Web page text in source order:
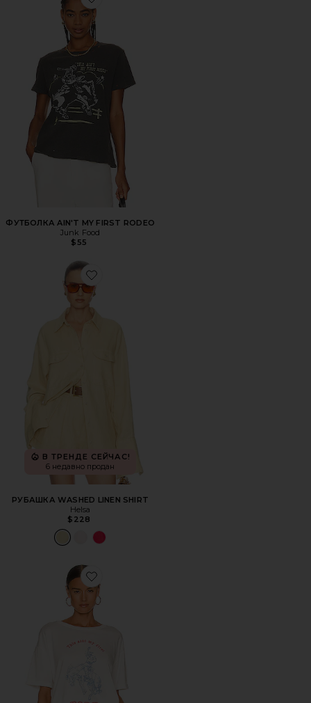
Favorite ФУТБОЛКА AIN'T MY FIRST RODEO
ФУТБОЛКА AIN'T MY FIRST RODEO
Junk Food
$55
Favorite РУБАШКА WASHED LINEN SHIRT
В ТРЕНДЕ СЕЙЧАС!
6 недавно продан
РУБАШКА WASHED LINEN SHIRT
Helsa
$228
Favorite ФУТБОЛКА THIS AIN'T MY FIRST RODEO